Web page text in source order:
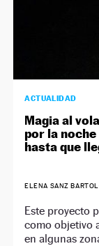
ACTUALIDAD
Magia al
por la
hasta que
ELENA SANZ
Este proyecto
como objetivo
en algunas